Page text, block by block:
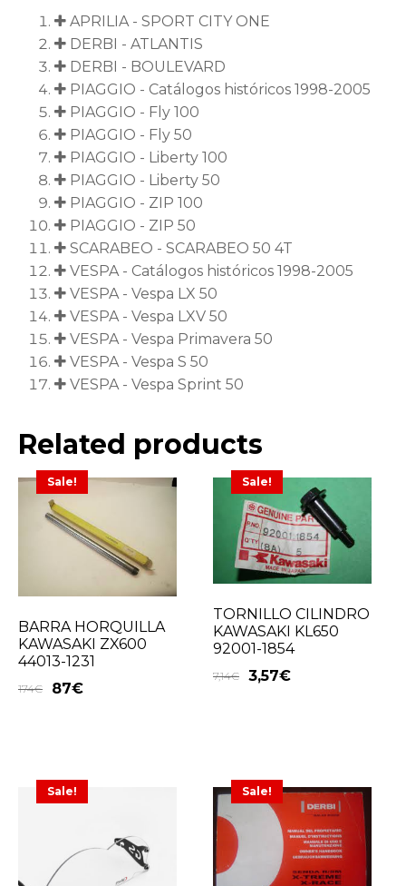
APRILIA - SPORT CITY ONE
DERBI - ATLANTIS
DERBI - BOULEVARD
PIAGGIO - Catálogos históricos 1998-2005
PIAGGIO - Fly 100
PIAGGIO - Fly 50
PIAGGIO - Liberty 100
PIAGGIO - Liberty 50
PIAGGIO - ZIP 100
PIAGGIO - ZIP 50
SCARABEO - SCARABEO 50 4T
VESPA - Catálogos históricos 1998-2005
VESPA - Vespa LX 50
VESPA - Vespa LXV 50
VESPA - Vespa Primavera 50
VESPA - Vespa S 50
VESPA - Vespa Sprint 50
Related products
Sale!
BARRA HORQUILLA
KAWASAKI ZX600
44013-1231
174€ 87€
Sale!
TORNILLO CILINDRO
KAWASAKI KL650
92001-1854
7,14€ 3,57€
Sale! Sale!